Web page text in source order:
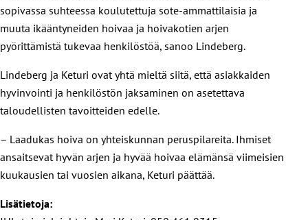
sopivassa suhteessa koulutettuja sote-ammattilaisia ja
muuta ikääntyneiden hoivaa ja hoivakotien arjen
pyörittämistä tukevaa henkilöstöä, sanoo Lindeberg.
Lindeberg ja Keturi ovat yhtä mieltä siitä, että asiakkaiden
hyvinvointi ja henkilöstön jaksaminen on asetettava
taloudellisten tavoitteiden edelle.
– Laadukas hoiva on yhteiskunnan peruspilareita. Ihmiset
ansaitsevat hyvän arjen ja hyvää hoivaa elämänsä viimeisien
kuukausien tai vuosien aikana, Keturi päättää.
Lisätietoja: